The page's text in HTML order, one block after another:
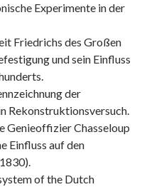
Experimente in der
Friedrichs des Großen
und sein Einfluss
der
Rekonstruktionsversuch.
Genieoffizier Chasseloup
Einfluss auf den
of the Dutch